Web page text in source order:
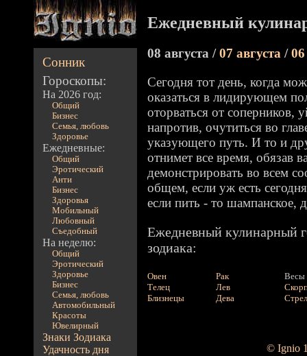
Сонник
Гороскопы:
На 2026 год:
Общий
Бизнес
Семья, любовь
Здоровье
Ежедневные:
Общий
Эротический
Анти
Бизнес
Здоровья
Мобильный
Любовный
Съедобный
На неделю:
Общий
Эротический
Здоровье
Бизнес
Семья, любовь
Автомобильный
Красоты
Ювелирный
Знаки Зодиака
Удачность дня
Ежедневный
08 августа /07 августа /
Сегодня тот день, когда
оказаться в лидирующем
оторваться от соперников,
напротив, очутиться во
указующего путь. И то и
отнимет все время, обязав
демонстрировать во всем
общем, если уж есть
если пить - то шампанское,
Ежедневный кулинарный
зодиака:
Овен
Телец
Близнецы
Рак
Лев
Дева
Весы
© Ignio